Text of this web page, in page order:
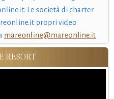
Le società di charter
propri video
mareonline@mareonline.it
RESORT